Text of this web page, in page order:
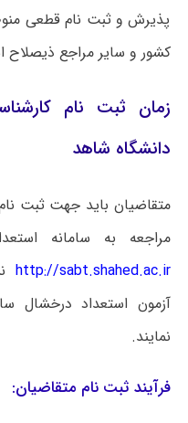
پذیرش و ثبت نام قطعی
کشور و سایر مراجع
دانشگاه شاهد
متقاضیان باید جهت ثبت نام
مراجعه به سامانه
http://sabt.shahed.ac.ir
نمایند.
فرآیند ثبت نام متقاضیان: